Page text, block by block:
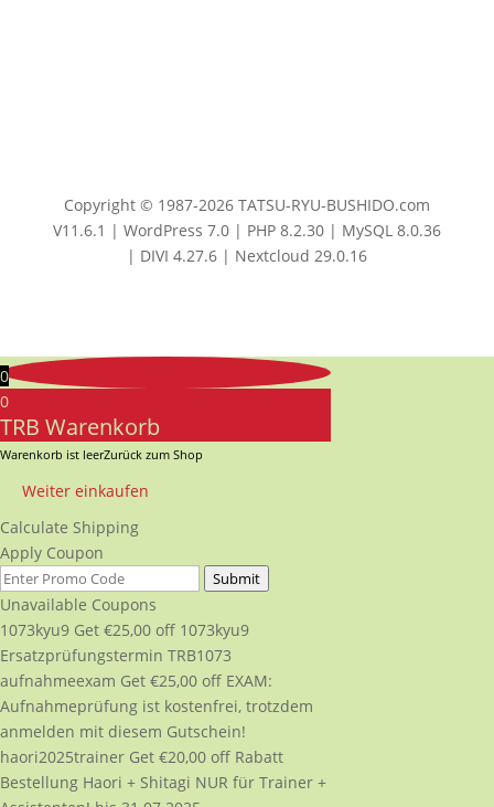
Copyright © 1987-2026 TATSU-RYU-BUSHIDO.com
V11.6.1 | WordPress 7.0 | PHP 8.2.30 | MySQL 8.0.36
| DIVI 4.27.6 | Nextcloud 29.0.16
0
0
TRB Warenkorb
Warenkorb ist leerZurück zum Shop
Weiter einkaufen
Calculate Shipping
Apply Coupon
Submit
Unavailable Coupons
1073kyu9 Get €25,00 off 1073kyu9
Ersatzprüfungstermin TRB1073
aufnahmeexam Get €25,00 off EXAM:
Aufnahmeprüfung ist kostenfrei, trotzdem
anmelden mit diesem Gutschein!
haori2025trainer Get €20,00 off Rabatt
Bestellung Haori + Shitagi NUR für Trainer +